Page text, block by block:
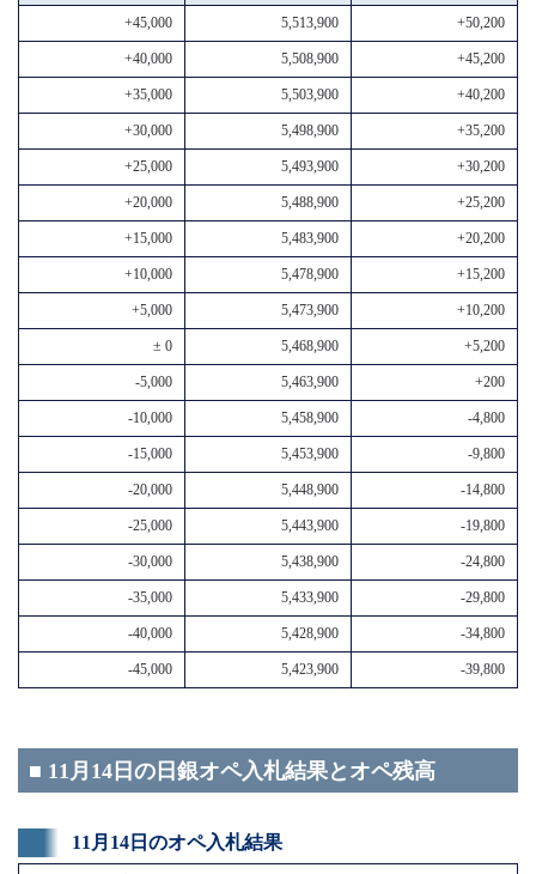
+45,000 5,513,900 +50,200
+40,000 5,508,900 +45,200
+35,000 5,503,900 +40,200
+30,000 5,498,900 +35,200
+25,000 5,493,900 +30,200
+20,000 5,488,900 +25,200
+15,000 5,483,900 +20,200
+10,000 5,478,900 +15,200
+5,000 5,473,900 +10,200
± 0 5,468,900 +5,200
-5,000 5,463,900 +200
-10,000 5,458,900 -4,800
-15,000 5,453,900 -9,800
-20,000 5,448,900 -14,800
-25,000 5,443,900 -19,800
-30,000 5,438,900 -24,800
-35,000 5,433,900 -29,800
-40,000 5,428,900 -34,800
-45,000 5,423,900 -39,800
■ 11月14日の日銀オペ入札結果とオペ残高
11月14日のオペ入札結果